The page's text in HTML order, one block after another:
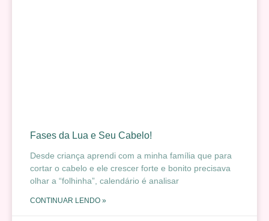
Fases da Lua e Seu Cabelo!
Desde criança aprendi com a minha família que para
cortar o cabelo e ele crescer forte e bonito precisava
olhar a “folhinha”, calendário é analisar
CONTINUAR LENDO »